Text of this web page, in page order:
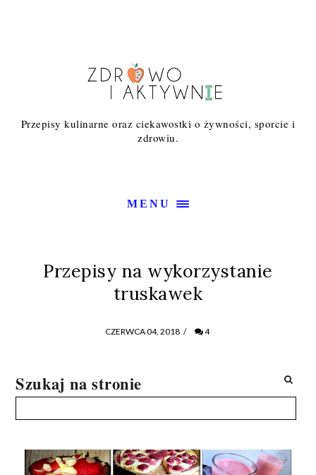
Przepisy kulinarne oraz ciekawostki o żywności, sporcie i
zdrowiu.
MENU
Przepisy na wykorzystanie
truskawek
CZERWCA 04, 2018 / 4
Szukaj na stronie